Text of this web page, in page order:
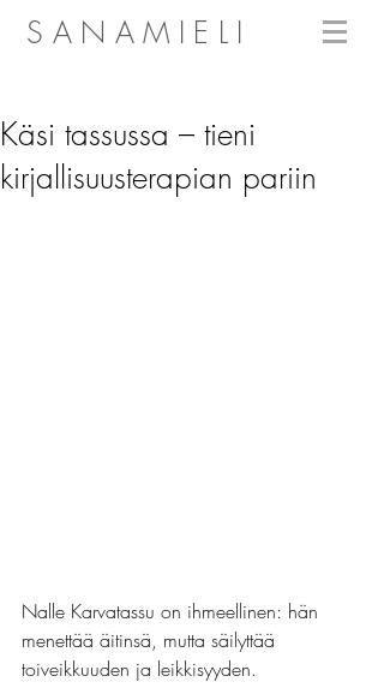
SANAMIELI
Käsi tassussa – tieni
kirjallisuusterapian pariin
Nalle Karvatassu on ihmeellinen: hän
menettää äitinsä, mutta säilyttää
toiveikkuuden ja leikkisyyden.